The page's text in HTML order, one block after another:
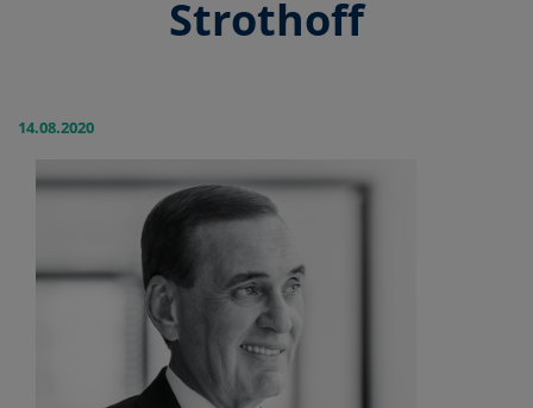
Strothoff
14.08.2020